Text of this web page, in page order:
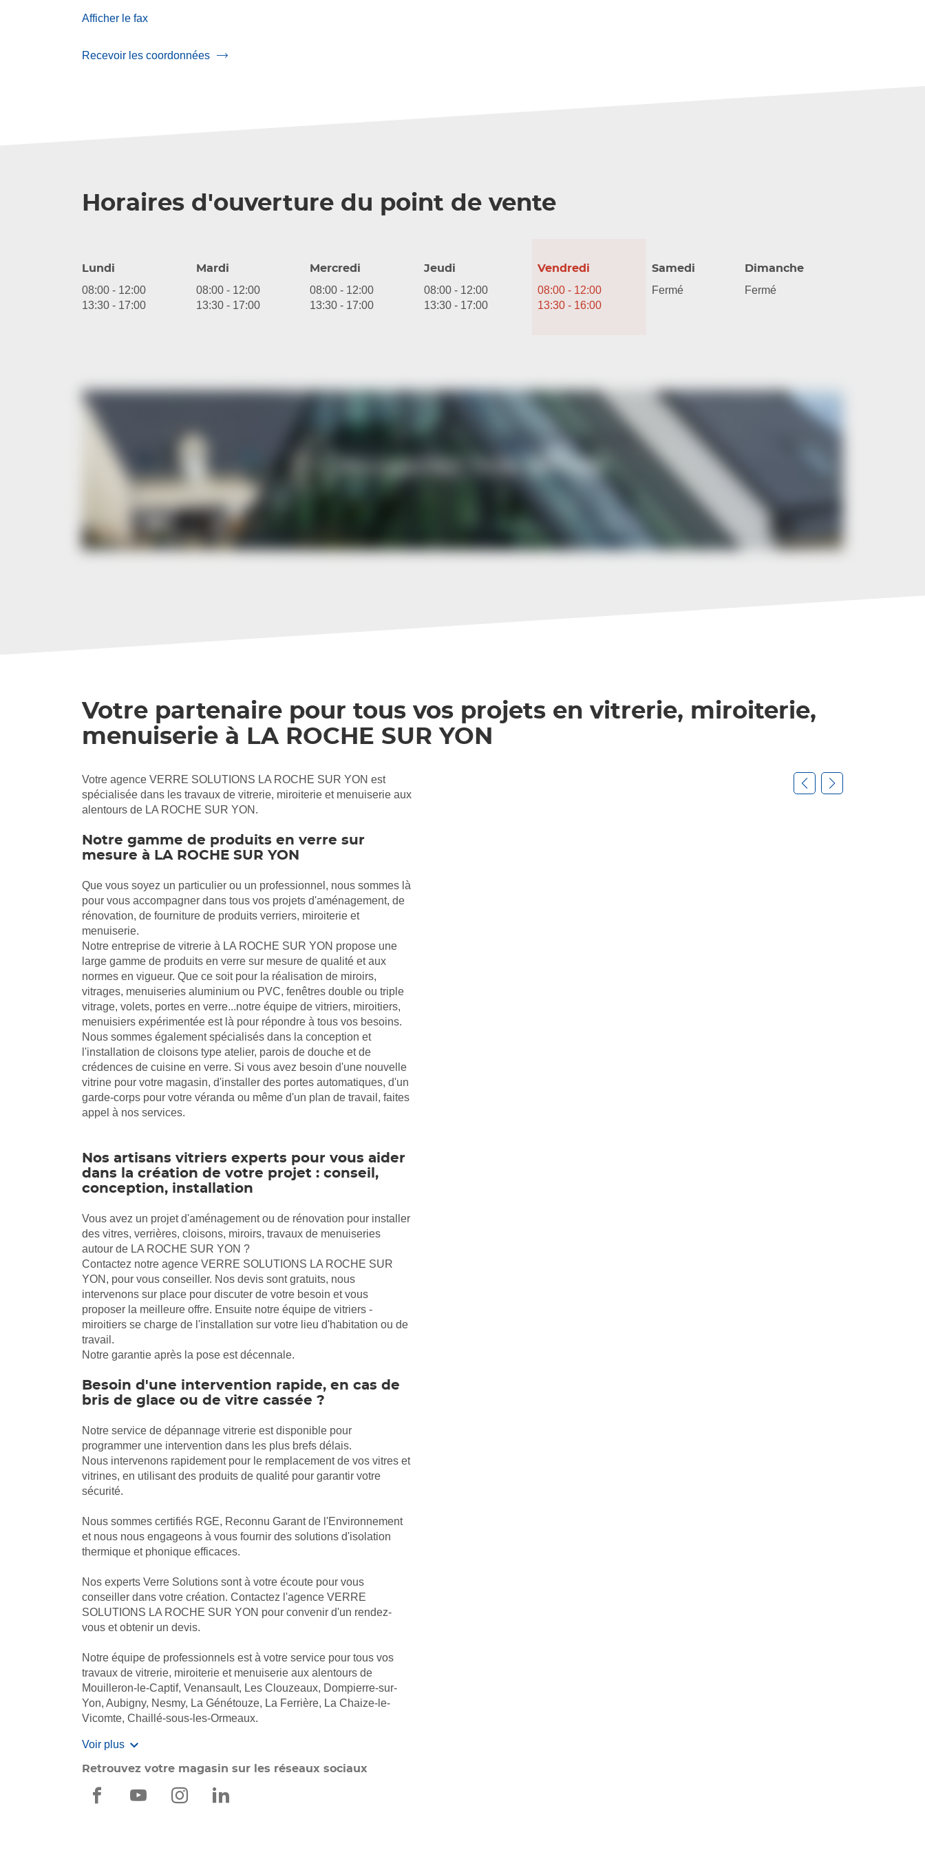
numéro
de
du
point
Afficher le fax
Recevoir les coordonnées
du
Horaires d'ouverture du point de vente
Lundi
08:00 - 12:00
13:30 - 17:00
Mardi
08:00 - 12:00
13:30 - 17:00
Mercredi
08:00 - 12:00
13:30 - 17:00
Jeudi
08:00 - 12:00
13:30 - 17:00
Horaires
d'aujourd'hui
Vendredi
08:00 - 12:00
13:30 - 16:00
Samedi
Fermé
Dimanche
Fermé
Bannières
Nos
offres
Verre
Solutions
Votre partenaire pour tous vos projets en vitrerie, miroiterie,
menuiserie à LA ROCHE SUR YON
Votre agence VERRE SOLUTIONS LA ROCHE SUR YON est
spécialisée dans les travaux de vitrerie, miroiterie et menuiserie aux
alentours de LA ROCHE SUR YON.
Notre gamme de produits en verre sur
mesure à LA ROCHE SUR YON
Que vous soyez un particulier ou un professionnel, nous sommes là
pour vous accompagner dans tous vos projets d'aménagement, de
rénovation, de fourniture de produits verriers, miroiterie et
menuiserie.
Notre entreprise de vitrerie à LA ROCHE SUR YON propose une
large gamme de produits en verre sur mesure de qualité et aux
normes en vigueur. Que ce soit pour la réalisation de miroirs,
vitrages, menuiseries aluminium ou PVC, fenêtres double ou triple
vitrage, volets, portes en verre...notre équipe de vitriers, miroitiers,
menuisiers expérimentée est là pour répondre à tous vos besoins.
Nous sommes également spécialisés dans la conception et
l'installation de cloisons type atelier, parois de douche et de
crédences de cuisine en verre. Si vous avez besoin d'une nouvelle
vitrine pour votre magasin, d'installer des portes automatiques, d'un
garde-corps pour votre véranda ou même d'un plan de travail, faites
appel à nos services.
Nos artisans vitriers experts pour vous aider
dans la création de votre projet : conseil,
conception, installation
Vous avez un projet d'aménagement ou de rénovation pour installer
des vitres, verrières, cloisons, miroirs, travaux de menuiseries
autour de LA ROCHE SUR YON ?
Contactez notre agence VERRE SOLUTIONS LA ROCHE SUR
YON, pour vous conseiller. Nos devis sont gratuits, nous
intervenons sur place pour discuter de votre besoin et vous
proposer la meilleure offre. Ensuite notre équipe de vitriers -
miroitiers se charge de l'installation sur votre lieu d'habitation ou de
travail.
Notre garantie après la pose est décennale.
Besoin d'une intervention rapide, en cas de
bris de glace ou de vitre cassée ?
Notre service de dépannage vitrerie est disponible pour
programmer une intervention dans les plus brefs délais.
Nous intervenons rapidement pour le remplacement de vos vitres et
vitrines, en utilisant des produits de qualité pour garantir votre
sécurité.
Nous sommes certifiés RGE, Reconnu Garant de l'Environnement
et nous nous engageons à vous fournir des solutions d'isolation
thermique et phonique efficaces.
Nos experts Verre Solutions sont à votre écoute pour vous
conseiller dans votre création. Contactez l'agence VERRE
SOLUTIONS LA ROCHE SUR YON pour convenir d'un rendez-
vous et obtenir un devis.
Notre équipe de professionnels est à votre service pour tous vos
travaux de vitrerie, miroiterie et menuiserie aux alentours de
Mouilleron-le-Captif, Venansault, Les Clouzeaux, Dompierre-sur-
Yon, Aubigny, Nesmy, La Génétouze, La Ferrière, La Chaize-le-
Vicomte, Chaillé-sous-les-Ormeaux.
Voir plus
Retrouvez votre magasin sur les réseaux sociaux
VERREVERREVERREVERRE